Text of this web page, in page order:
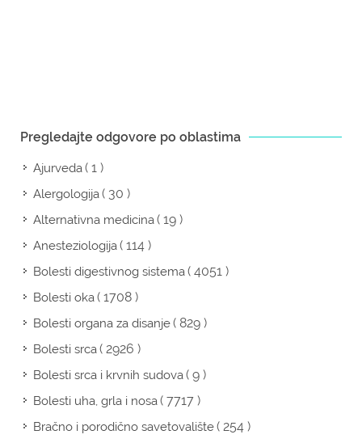
Pregledajte odgovore po oblastima
Ajurveda( 1 )
Alergologija( 30 )
Alternativna medicina( 19 )
Anesteziologija( 114 )
Bolesti digestivnog sistema( 4051 )
Bolesti oka( 1708 )
Bolesti organa za disanje( 829 )
Bolesti srca( 2926 )
Bolesti srca i krvnih sudova( 9 )
Bolesti uha, grla i nosa( 7717 )
Bračno i porodično savetovalište( 254 )